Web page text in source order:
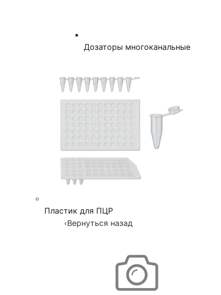
Дозаторы многоканальные
Пластик для ПЦР
‹Вернуться назад